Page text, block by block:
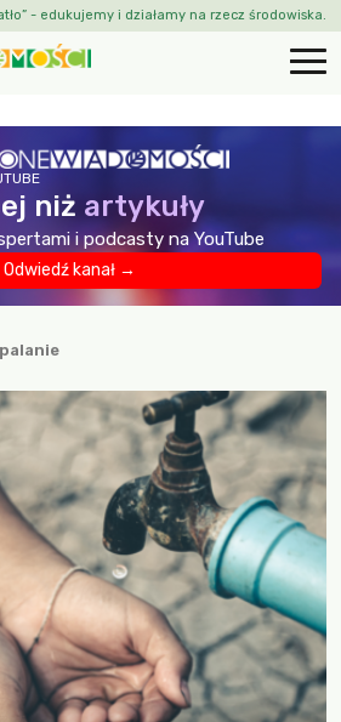
- edukujemy i działamy na rzecz środowiska.
niż artykuły
i podcasty na YouTube
Odwiedź kanał →